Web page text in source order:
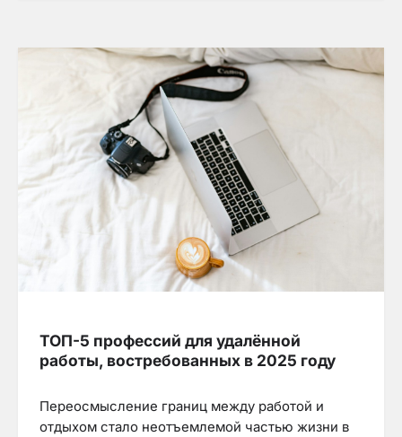
ТОП-5 профессий для удалённой
работы, востребованных в 2025 году
Переосмысление границ между работой и
отдыхом стало неотъемлемой частью жизни в